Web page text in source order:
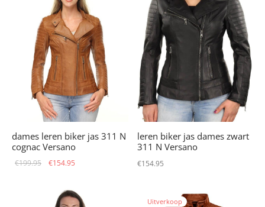
dames leren biker jas 311 N
cognac Versano
€199.95
Oorspronkelijke
€199.95.
€154.95
€154.95.
leren biker jas dames zwart
311 N Versano
€154.95
Uitverkoop